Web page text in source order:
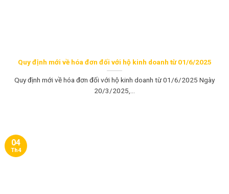
Quy định mới về hóa đơn đối với hộ kinh doanh từ 01/6/2025
Quy định mới về hóa đơn đối với hộ kinh doanh từ 01/6/2025 Ngày
20/3/2025,...
04
Th4